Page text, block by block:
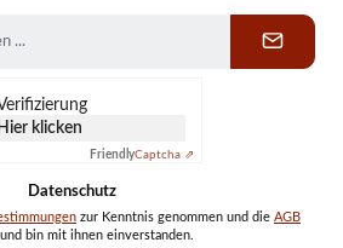
Hier klicken
FriendlyCaptcha ⇗
Datenschutz
zur Kenntnis genommen und die AGB
bin mit ihnen einverstanden.